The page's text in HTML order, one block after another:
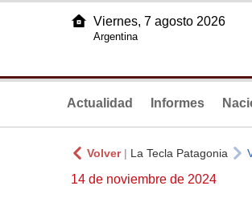
Viernes, 7 agosto 2026
Argentina
Actualidad Informes
Volver| La Tecla Patagonia
14 de noviembre de 2024